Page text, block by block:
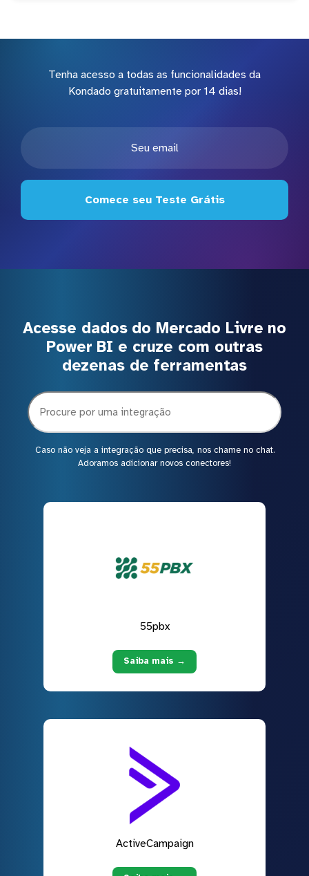
Tenha acesso a todas as funcionalidades da
Kondado gratuitamente por 14 dias!
Comece seu Teste Grátis
Acesse dados do Mercado Livre no
Power BI e cruze com outras
dezenas de ferramentas
Caso não veja a integração que precisa, nos chame no chat.
Adoramos adicionar novos conectores!
55pbx
Saiba mais →
ActiveCampaign